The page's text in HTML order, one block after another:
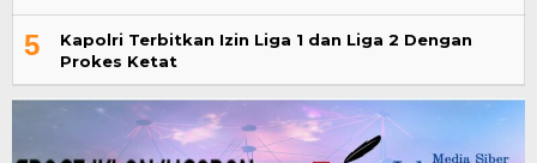
5
Kapolri Terbitkan Izin Liga 1 dan Liga 2 Dengan
Prokes Ketat